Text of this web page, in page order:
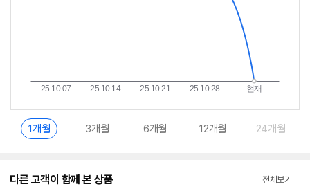
1개월 3개월 6개월 12개월 24개월
다른 고객이 함께 본 상품 전체보기